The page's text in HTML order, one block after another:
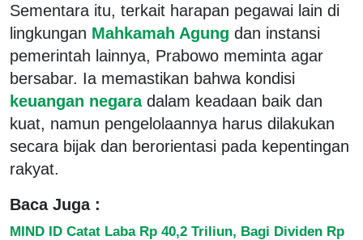
Sementara itu, terkait harapan pegawai lain di
lingkungan Mahkamah Agung dan instansi
pemerintah lainnya, Prabowo meminta agar
bersabar. Ia memastikan bahwa kondisi
keuangan negara dalam keadaan baik dan
kuat, namun pengelolaannya harus dilakukan
secara bijak dan berorientasi pada kepentingan
rakyat.
Baca Juga :
MIND ID Catat Laba Rp 40,2 Triliun, Bagi Dividen Rp